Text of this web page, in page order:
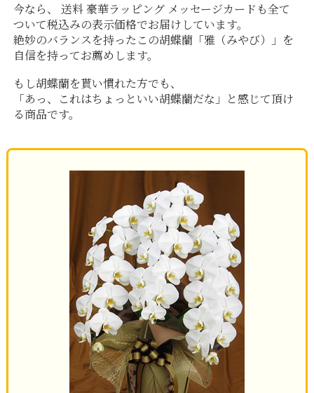
今なら、 送料 豪華ラッピング メッセージカードも全て
ついて税込みの表示価格でお届けしています。
絶妙のバランスを持ったこの胡蝶蘭「雅（みやび）」を
自信を持ってお薦めします。
もし胡蝶蘭を貰い慣れた方でも、
「あっ、これはちょっといい胡蝶蘭だな」と感じて頂け
る商品です。